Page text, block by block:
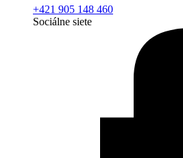
+421 905 148 460
Sociálne siete